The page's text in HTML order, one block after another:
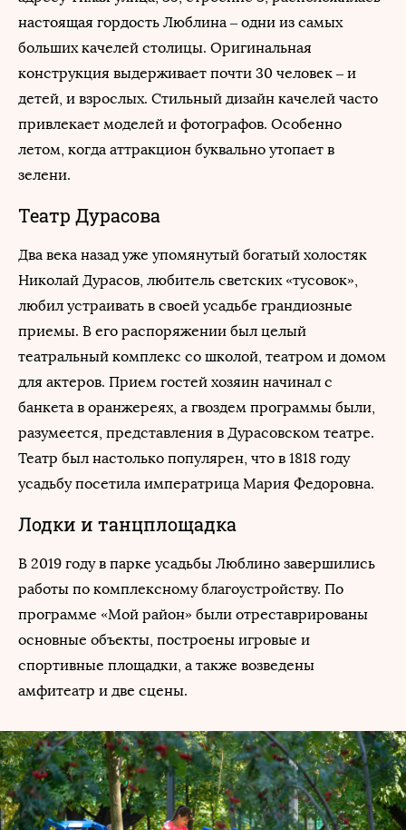
настоящая гордость Люблина – одни из самых
больших качелей столицы. Оригинальная
конструкция выдерживает почти 30 человек – и
детей, и взрослых. Стильный дизайн качелей часто
привлекает моделей и фотографов. Особенно
летом, когда аттракцион буквально утопает в
зелени.
Театр Дурасова
Два века назад уже упомянутый богатый холостяк
Николай Дурасов, любитель светских «тусовок»,
любил устраивать в своей усадьбе грандиозные
приемы. В его распоряжении был целый
театральный комплекс со школой, театром и домом
для актеров. Прием гостей хозяин начинал с
банкета в оранжереях, а гвоздем программы были,
разумеется, представления в Дурасовском театре.
Театр был настолько популярен, что в 1818 году
усадьбу посетила императрица Мария Федоровна.
Лодки и танцплощадка
В 2019 году в парке усадьбы Люблино завершились
работы по комплексному благоустройству. По
программе «Мой район» были отреставрированы
основные объекты, построены игровые и
спортивные площадки, а также возведены
амфитеатр и две сцены.